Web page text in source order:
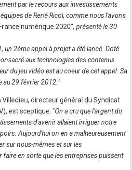
par le recours aux investissements
de René Ricol, comme nous l'avons
numérique 2020", présenté le 30
un 2ème appel à projet a été lancé. Doté
aux technologies des contenus
du jeu vidéo est au coeur de cet appel. Sa
au 29 février 2012."
directeur général du Syndicat
est sceptique. "On a cru que l'argent du
d'avenir allaient irriguer notre
Aujourd'hui on en a malheureusement
sur nous-mêmes et sur les
en sorte que les entreprises puissent